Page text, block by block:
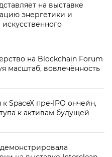
на выставке
энергетики и
на Blockchain Forum
масштаб, вовлечённость
SpaceX пре-IPO ончейн,
к активам будущей